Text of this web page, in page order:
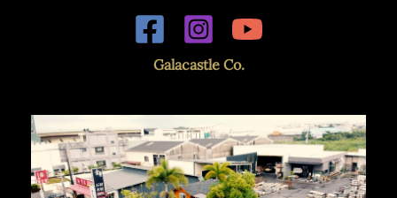
Galacastle Co.